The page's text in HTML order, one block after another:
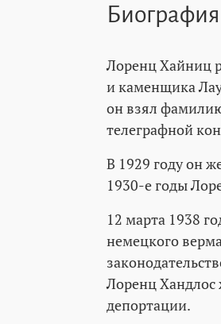
Биография
Лоренц Хайниц
и каменщика
он взял
телеграфной
В 1929 году он
1930-е годы
12 марта 1938
немецкого
Лоренц Хандлос
депортации.